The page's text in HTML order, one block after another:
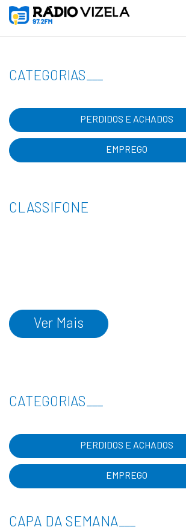
CATEGORIAS
PERDIDOS E ACHADOS
EMPREGO
CLASSIFONE
Ver Mais
CATEGORIAS
PERDIDOS E ACHADOS
EMPREGO
CAPA DA SEMANA